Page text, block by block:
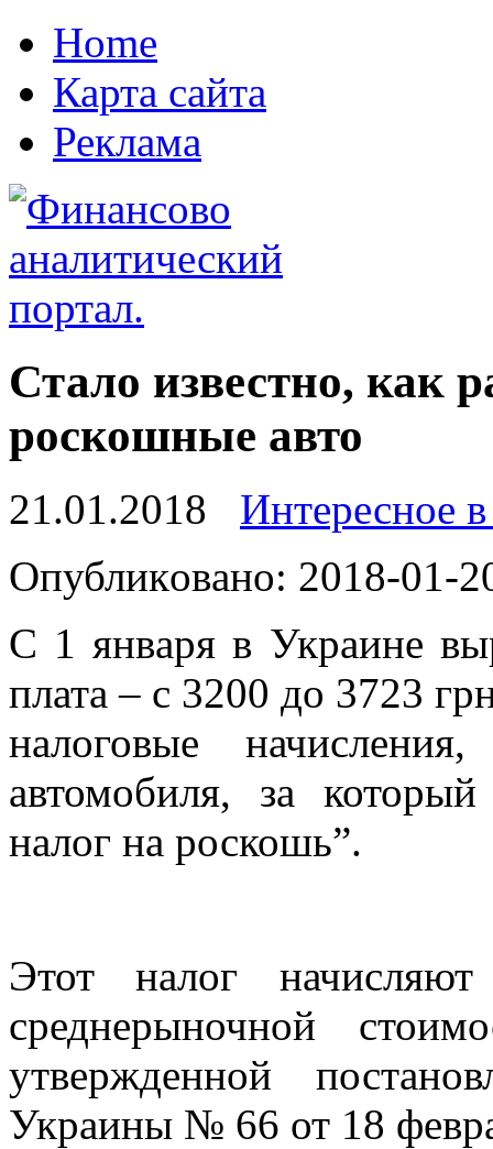
Home
Карта сайта
Реклама
Стало известно, как
роскошные авто
21.01.2018
Интересное
Oпубликoвaнo: 2018-01-
С 1 янвaря в Украине
плата – с 3200 до 3723
налоговые
автомобиля, за
налог на роскошь”.
Этот налог
среднерыночной
утвержденной
Украины № 66 от 18